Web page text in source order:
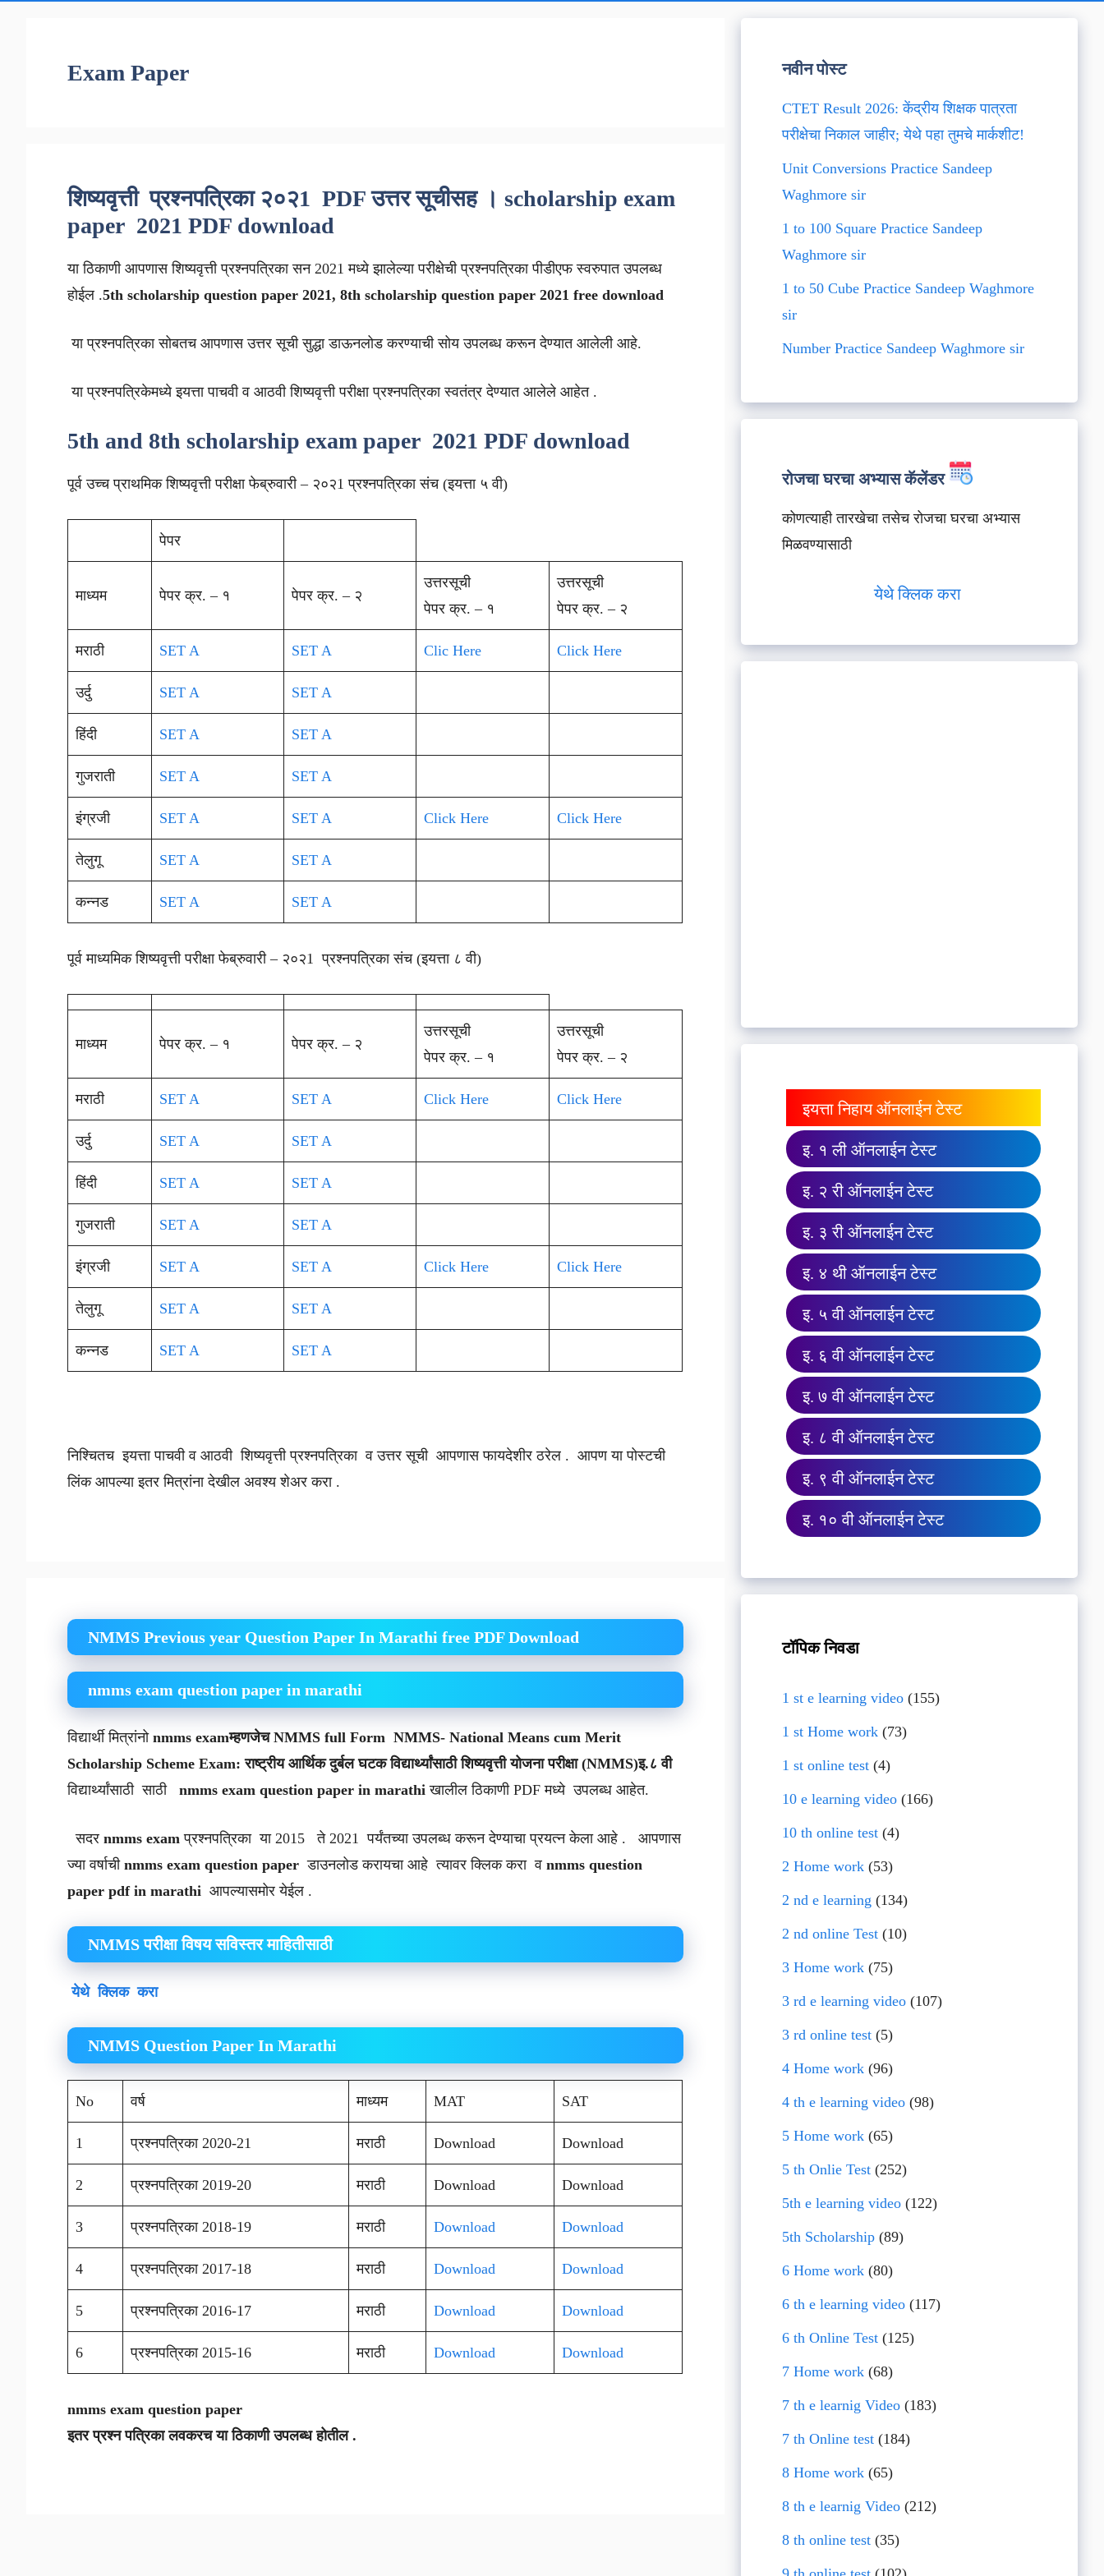
Exam Paper
शिष्यवृत्ती प्रश्नपत्रिका २०२1 PDF उत्तर सूचीसह । scholarship exam
paper 2021 PDF download
या ठिकाणी आपणास शिष्यवृत्ती प्रश्नपत्रिका सन 2021 मध्ये झालेल्या परीक्षेची प्रश्नपत्रिका पीडीएफ स्वरुपात उपलब्ध
होईल .5th scholarship question paper 2021, 8th scholarship question paper 2021 free download
या प्रश्नपत्रिका सोबतच आपणास उत्तर सूची सुद्धा डाऊनलोड करण्याची सोय उपलब्ध करून देण्यात आलेली आहे.
या प्रश्नपत्रिकेमध्ये इयत्ता पाचवी व आठवी शिष्यवृत्ती परीक्षा प्रश्नपत्रिका स्वतंत्र देण्यात आलेले आहेत .
5th and 8th scholarship exam paper 2021 PDF download
पूर्व उच्च प्राथमिक शिष्यवृत्ती परीक्षा फेब्रुवारी – २०२1 प्रश्नपत्रिका संच (इयत्ता ५ वी)
पेपर
माध्यम पेपर क्र. – १ पेपर क्र. – २
उत्तरसूची
पेपर क्र. – १
उत्तरसूची
पेपर क्र. – २
मराठी SET A SET A Clic Here Click Here
उर्दु SET A SET A
हिंदी SET A SET A
गुजराती SET A SET A
इंग्रजी SET A SET A Click Here Click Here
तेलुगू SET A SET A
कन्नड SET A SET A
पूर्व माध्यमिक शिष्यवृत्ती परीक्षा फेब्रुवारी – २०२1 प्रश्नपत्रिका संच (इयत्ता ८ वी)
माध्यम पेपर क्र. – १ पेपर क्र. – २
उत्तरसूची
पेपर क्र. – १
उत्तरसूची
पेपर क्र. – २
मराठी SET A SET A Click Here Click Here
उर्दु SET A SET A
हिंदी SET A SET A
गुजराती SET A SET A
इंग्रजी SET A SET A Click Here Click Here
तेलुगू SET A SET A
कन्नड SET A SET A
निश्चितच इयत्ता पाचवी व आठवी शिष्यवृत्ती प्रश्नपत्रिका व उत्तर सूची आपणास फायदेशीर ठरेल . आपण या पोस्टची
लिंक आपल्या इतर मित्रांना देखील अवश्य शेअर करा .
NMMS Previous year Question Paper In Marathi free PDF Download
nmms exam question paper in marathi
विद्यार्थी मित्रांनो nmms examम्हणजेच NMMS full Form NMMS- National Means cum Merit
Scholarship Scheme Exam:राष्ट्रीय आर्थिक दुर्बल घटक विद्यार्थ्यांसाठी शिष्यवृत्ती योजना परीक्षा (NMMS)इ.८ वी
विद्यार्थ्यांसाठी साठी nmms exam question paper in marathiखालील ठिकाणी PDF मध्ये उपलब्ध आहेत.
सदर nmms exam प्रश्नपत्रिका या 2015 ते 2021 पर्यंतच्या उपलब्ध करून देण्याचा प्रयत्न केला आहे . आपणास
ज्या वर्षाचीnmms exam question paperडाउनलोड करायचा आहे त्यावर क्लिक करा व nmms question
paper pdf in marathi आपल्यासमोर येईल .
NMMS परीक्षा विषय सविस्तर माहितीसाठी
येथे क्लिक करा
NMMS Question Paper In Marathi
No वर्ष माध्यम MAT SAT
1 प्रश्नपत्रिका 2020-21 मराठी Download Download
2 प्रश्नपत्रिका 2019-20 मराठी Download Download
3 प्रश्नपत्रिका 2018-19 मराठी Download Download
4 प्रश्नपत्रिका 2017-18 मराठी Download Download
5 प्रश्नपत्रिका 2016-17 मराठी Download Download
6 प्रश्नपत्रिका 2015-16 मराठी Download Download
nmms exam question paper
इतर प्रश्न पत्रिका लवकरच या ठिकाणी उपलब्ध होतील .
नवीन पोस्ट
CTET Result 2026: केंद्रीय शिक्षक पात्रता
परीक्षेचा निकाल जाहीर; येथे पहा तुमचे मार्कशीट!
Unit Conversions Practice Sandeep
Waghmore sir
1 to 100 Square Practice Sandeep
Waghmore sir
1 to 50 Cube Practice Sandeep Waghmore
sir
Number Practice Sandeep Waghmore sir
रोजचा घरचा अभ्यास कॅलेंडर
कोणत्याही तारखेचा तसेच रोजचा घरचा अभ्यास
मिळवण्यासाठी
येथे क्लिक करा
इयत्ता निहाय ऑनलाईन टेस्ट
इ. १ ली ऑनलाईन टेस्ट
इ. २ री ऑनलाईन टेस्ट
इ. ३ री ऑनलाईन टेस्ट
इ. ४ थी ऑनलाईन टेस्ट
इ. ५ वी ऑनलाईन टेस्ट
इ. ६ वी ऑनलाईन टेस्ट
इ. ७ वी ऑनलाईन टेस्ट
इ. ८ वी ऑनलाईन टेस्ट
इ. ९ वी ऑनलाईन टेस्ट
इ. १० वी ऑनलाईन टेस्ट
टॉपिक निवडा
1 st e learning video(155)
1 st Home work(73)
1 st online test(4)
10 e learning video(166)
10 th online test(4)
2 Home work(53)
2 nd e learning (134)
2 nd online Test(10)
3 Home work(75)
3 rd e learning video(107)
3 rd online test(5)
4 Home work(96)
4 th e learning video(98)
5 Home work(65)
5 th Onlie Test(252)
5th e learning video(122)
5th Scholarship(89)
6 Home work(80)
6 th e learning video(117)
6 th Online Test(125)
7 Home work(68)
7 th e learnig Video(183)
7 th Online test(184)
8 Home work(65)
8 th e learnig Video(212)
8 th online test(35)